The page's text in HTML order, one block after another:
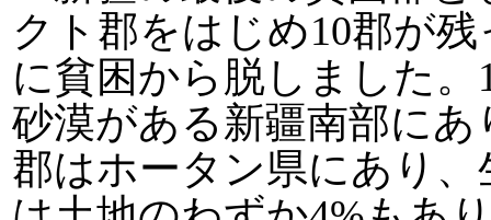
クト郡をはじめ10郡が
に貧困から脱しました
砂漠がある新疆南部に
郡はホータン県にあり